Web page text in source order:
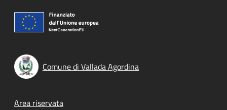
Comune di Vallada Agordina
Footer menu
Area riservata